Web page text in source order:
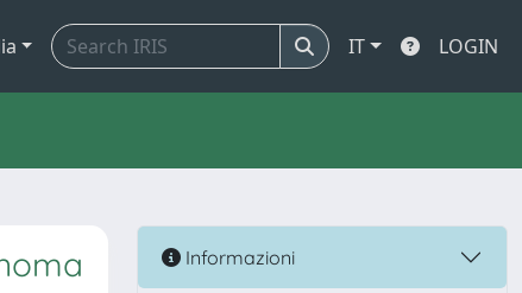
IT LOGIN
Informazioni